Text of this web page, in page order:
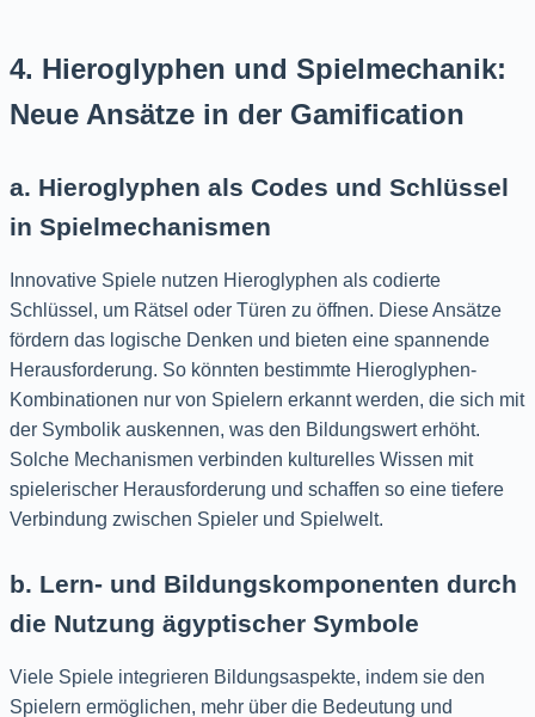
4. Hieroglyphen und Spielmechanik:
Neue Ansätze in der Gamification
a. Hieroglyphen als Codes und Schlüssel
in Spielmechanismen
Innovative Spiele nutzen Hieroglyphen als codierte
Schlüssel, um Rätsel oder Türen zu öffnen. Diese Ansätze
fördern das logische Denken und bieten eine spannende
Herausforderung. So könnten bestimmte Hieroglyphen-
Kombinationen nur von Spielern erkannt werden, die sich mit
der Symbolik auskennen, was den Bildungswert erhöht.
Solche Mechanismen verbinden kulturelles Wissen mit
spielerischer Herausforderung und schaffen so eine tiefere
Verbindung zwischen Spieler und Spielwelt.
b. Lern- und Bildungskomponenten durch
die Nutzung ägyptischer Symbole
Viele Spiele integrieren Bildungsaspekte, indem sie den
Spielern ermöglichen, mehr über die Bedeutung und